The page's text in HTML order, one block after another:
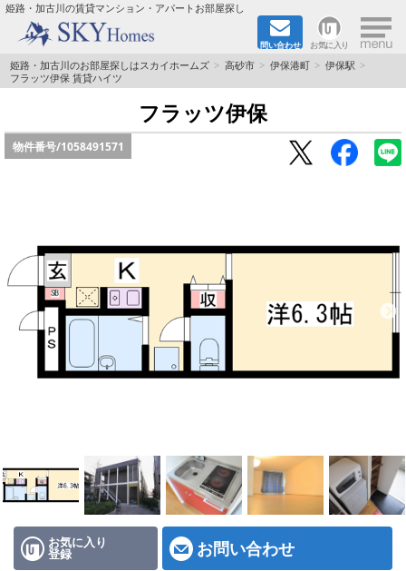
姫路・加古川の賃貸マンション・アパートお部屋探し
問い合わせ お気に入り ×
TOPページ
都市ガス·オール電化
☆新築物件☆
☆ネット無料☆
路線·駅から探す
地域から探す
店舗情報·アクセス
会社概要
姫路・加古川のお部屋探しはスカイホームズ 高砂市 伊保港町
伊保駅
フラッツ伊保 賃貸ハイツ
フラッツ伊保
物件番号/1058491571
お気に入り
登録 お問い合わせ